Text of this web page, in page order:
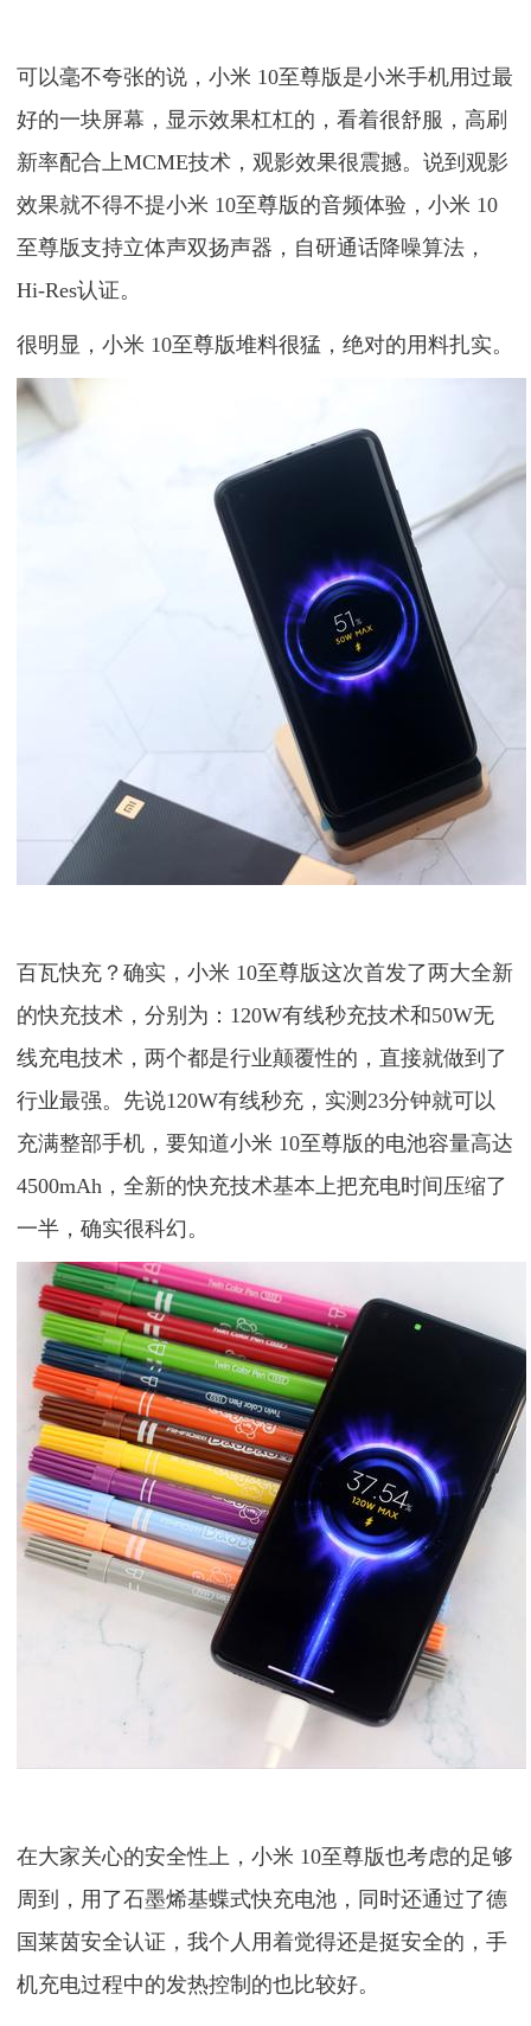
可以毫不夸张的说，小米 10至尊版是小米手机用过最
好的一块屏幕，显示效果杠杠的，看着很舒服，高刷
新率配合上MCME技术，观影效果很震撼。说到观影
效果就不得不提小米 10至尊版的音频体验，小米 10
至尊版支持⽴体声双扬声器，⾃研通话降噪算法，
Hi-Res认证。
很明显，小米 10至尊版堆料很猛，绝对的用料扎实。
百瓦快充？确实，小米 10至尊版这次首发了两大全新
的快充技术，分别为：120W有线秒充技术和50W无
线充电技术，两个都是行业颠覆性的，直接就做到了
行业最强。先说120W有线秒充，实测23分钟就可以
充满整部手机，要知道小米 10至尊版的电池容量高达
4500mAh，全新的快充技术基本上把充电时间压缩了
一半，确实很科幻。
在大家关心的安全性上，小米 10至尊版也考虑的足够
周到，用了石墨烯基蝶式快充电池，同时还通过了德
国莱茵安全认证，我个人用着觉得还是挺安全的，手
机充电过程中的发热控制的也比较好。